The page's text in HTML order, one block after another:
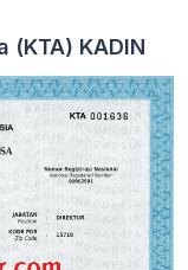
(KTA) KADIN